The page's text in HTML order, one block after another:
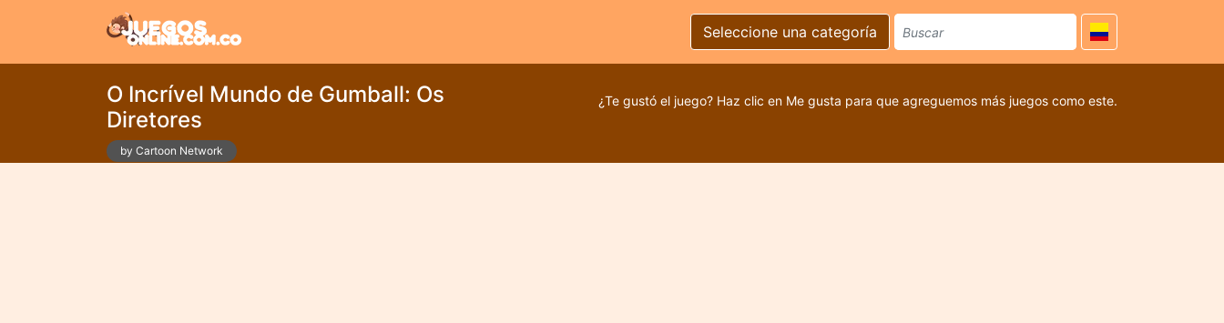
Seleccione una categoría
O Incrível Mundo de Gumball: Os
Diretores
by Cartoon Network
¿Te gustó el juego? Haz clic en Me gusta para que agreguemos más juegos como este.